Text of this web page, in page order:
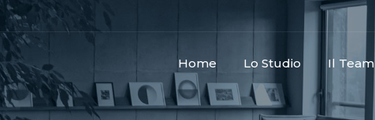
Home Lo Studio Il Team